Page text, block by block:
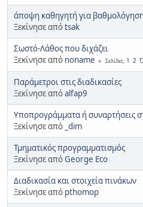
άποψη καθηγητή για
Ξεκίνησε απόtsak
Σωστό-Λάθος που διχάζει
Ξεκίνησε από noname Σελίδες 1 2
Παράμετροι στις διαδικασίες
Ξεκίνησε απόalfap9
Υποπρογράμματα ή συναρτήσεις
Ξεκίνησε από _dim
Τμηματικός προγραμματισμός
Ξεκίνησε απόGeorge Eco
Διαδικασία και στοιχεία πινάκων
Ξεκίνησε από pthomop